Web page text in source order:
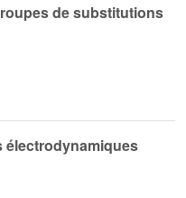
de substitutions
électrodynamiques